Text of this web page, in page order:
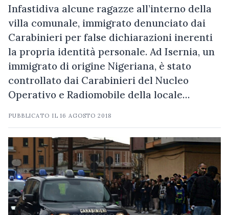
Infastidiva alcune ragazze all’interno della
villa comunale, immigrato denunciato dai
Carabinieri per false dichiarazioni inerenti
la propria identità personale. Ad Isernia, un
immigrato di origine Nigeriana, è stato
controllato dai Carabinieri del Nucleo
Operativo e Radiomobile della locale…
PUBBLICATO IL16 AGOSTO 2018